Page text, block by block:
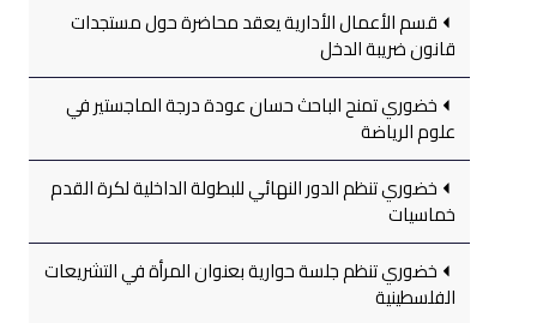
قسم الأعمال الأدارية يعقد محاضرة حول مستجدات
قانون ضريبة الدخل
خضوري تمنح الباحث حسان عودة درجة الماجستير في
علوم الرياضة
خضوري تنظم الدور النهائي للبطولة الداخلية لكرة القدم
خماسيات
خضوري تنظم جلسة حوارية بعنوان المرأة في التشريعات
الفلسطينية